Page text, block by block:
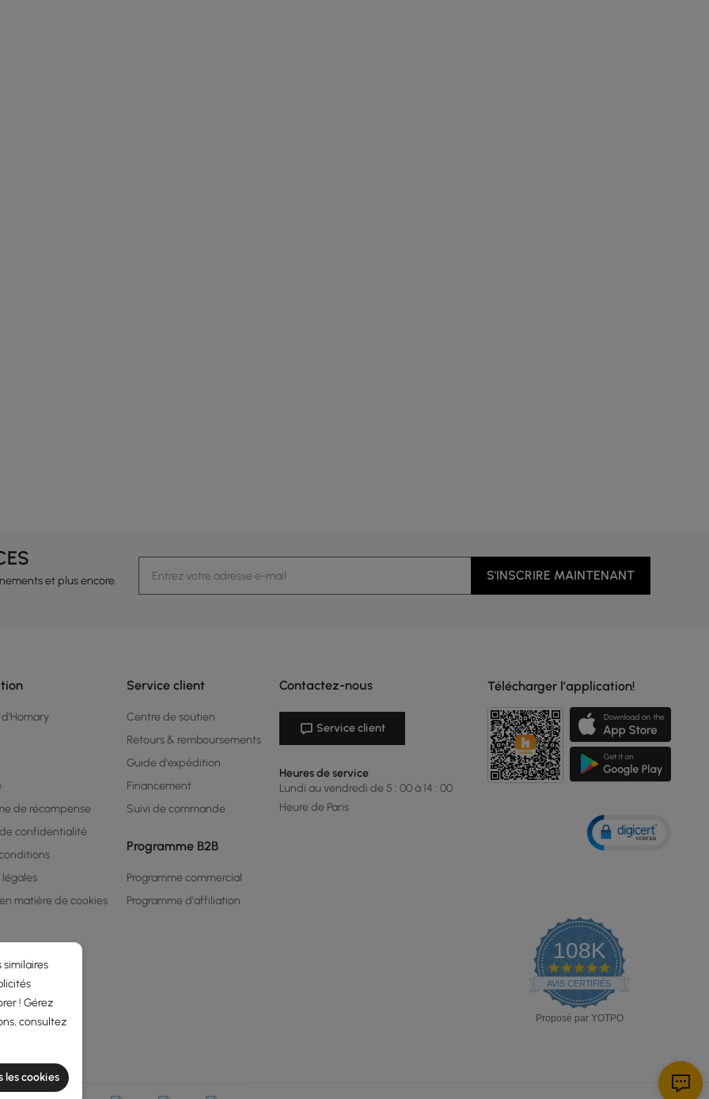
et plus encore.
S'INSCRIRE MAINTENANT
de récompense
confidentialité
légales
matière de cookies
Service client
Centre de soutien
Retours & remboursements
Guide d'expédition
Financement
Suivi de commande
Programme B2B
Programme commercial
Programme d'affiliation
Contactez-nous
Service client
Heures de service
Lundi au vendredi de 5 : 00 à 14 : 00
Heure de Paris
Télécharger l’application!
108K
4.9
star
rating
AVIS CERTIFIÉS
Proposé par YOTPO
! Gérez
consultez
les cookies